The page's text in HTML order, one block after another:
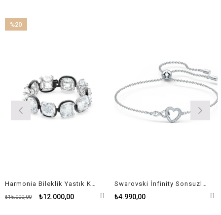
Harmonia Bileklik Yastık Kesim Beyaz Kristal
₺12.000,00
₺15.000,00
%20
Swarovski İnfinity Sonsuzluk ve Kalp Sembollü Beyaz Rodyum Kaplama Bileklik
₺4.990,00